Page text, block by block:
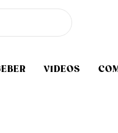
VIDEOS